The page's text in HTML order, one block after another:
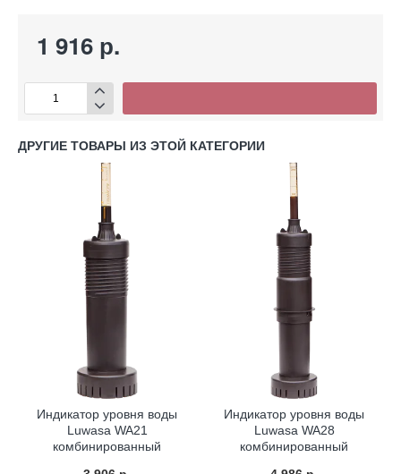
1 916 р.
ДРУГИЕ ТОВАРЫ ИЗ ЭТОЙ КАТЕГОРИИ
Индикатор уровня воды
Luwasa WA21
комбинированный
Индикатор уровня воды
Luwasa WA28
комбинированный